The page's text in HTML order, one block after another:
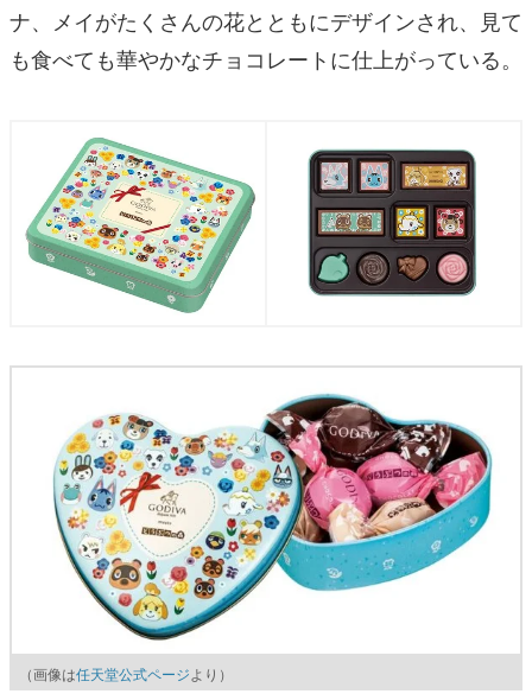
ナ、メイがたくさんの花とともにデザインされ、見て
も食べても華やかなチョコレートに仕上がっている。
（画像は任天堂公式ページより）